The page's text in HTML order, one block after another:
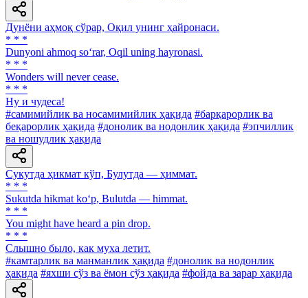
Дунёни аҳмоқ сўрар, Оқил унинг ҳайронаси.
* * *
Dunyoni ahmoq so‘rar, Oqil uning hayronasi.
* * *
Wonders will never cease.
* * *
Ну и чудеса!
#самимийлик ва носамимийлик ҳақида #барқарорлик ва
беқарорлик ҳақида #донолик ва нодонлик ҳақида #эпчиллик
ва ношудлик ҳақида
Сукутда ҳикмат кўп, Булутда — ҳиммат.
* * *
Sukutda hikmat ko‘p, Bulutda — himmat.
* * *
You might have heard a pin drop.
* * *
Слышно было, как муха летит.
#камтарлик ва манманлик ҳақида #донолик ва нодонлик
ҳақида #яхши сўз ва ёмон сўз ҳақида #фойда ва зарар ҳақида